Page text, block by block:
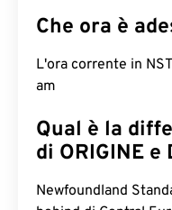
Che ora è
L'ora corrente in
am
Qual è la
di ORIGINE e
Newfoundland